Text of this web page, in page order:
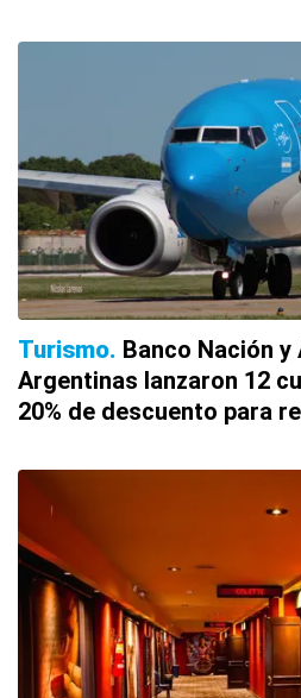
Turismo Banco Nación y
Argentinas lanzaron 12
20% de descuento para